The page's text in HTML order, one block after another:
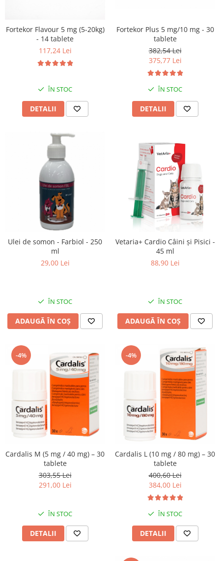
Fortekor Flavour 5 mg (5-20kg)
- 14 tablete
117,24 Lei
ÎN STOC
DETALII
Fortekor Plus 5 mg/10 mg - 30
tablete
382,54 Lei
375,77 Lei
ÎN STOC
DETALII
Ulei de somon - Farbiol - 250
ml
29,00 Lei
ÎN STOC
ADAUGĂ ÎN COȘ
Vetaria+ Cardio Câini și Pisici -
45 ml
88,90 Lei
ÎN STOC
ADAUGĂ ÎN COȘ
-4%
Cardalis M (5 mg / 40 mg) – 30
tablete
303,55 Lei
291,00 Lei
ÎN STOC
DETALII
-4%
Cardalis L (10 mg / 80 mg) – 30
tablete
400,60 Lei
384,00 Lei
ÎN STOC
DETALII